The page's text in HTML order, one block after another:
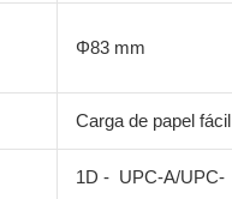
Φ83 mm
Carga de papel fácil
1D - UPC-A/UPC-